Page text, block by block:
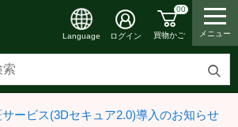
検
す
Language ログイン
00
買物かご メニュー
サービス(3Dセキュア2.0)導入のお知らせ